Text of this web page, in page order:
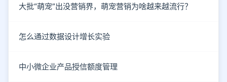
大批“萌宠”出没营销界，萌宠营销为啥越来越流行？
怎么通过数据设计增长实验
中小微企业产品授信额度管理